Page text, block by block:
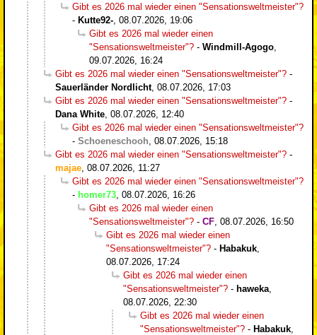
Gibt es 2026 mal wieder einen "Sensationsweltmeister"?
- Kutte92- 08.07.2026, 19:06
Gibt es 2026 mal wieder einen
"Sensationsweltmeister"? - Windmill-Agogo
09.07.2026, 16:24
Gibt es 2026 mal wieder einen "Sensationsweltmeister"? -
Sauerländer Nordlicht, 08.07.2026, 17:03
Gibt es 2026 mal wieder einen "Sensationsweltmeister"? -
Dana White 08.07.2026, 12:40
Gibt es 2026 mal wieder einen "Sensationsweltmeister"?
- Schoeneschooh 08.07.2026, 15:18
Gibt es 2026 mal wieder einen "Sensationsweltmeister"? -
majae 08.07.2026, 11:27
Gibt es 2026 mal wieder einen "Sensationsweltmeister"?
- homer73 08.07.2026, 16:26
Gibt es 2026 mal wieder einen
"Sensationsweltmeister"? - CF 08.07.2026, 16:50
Gibt es 2026 mal wieder einen
"Sensationsweltmeister"? - Habakuk
08.07.2026, 17:24
Gibt es 2026 mal wieder einen
"Sensationsweltmeister"? - haweka
08.07.2026, 22:30
Gibt es 2026 mal wieder einen
"Sensationsweltmeister"? - Habakuk